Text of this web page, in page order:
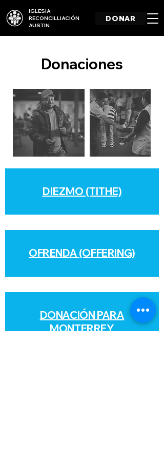
DONAR
IGLESIA
RECONCILLIACIÓN
AUSTIN
Donaciones
DIEZMO (TITHE)
OFRENDA (OFFERING)
DONACIÓN PARA
MONTERREY